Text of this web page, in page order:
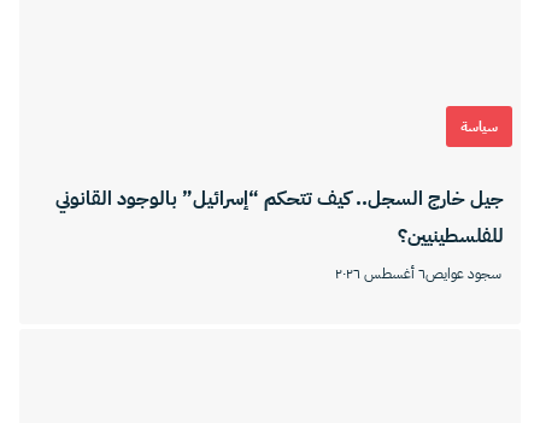
سياسة
جيل خارج السجل.. كيف تتحكم “إسرائيل” بالوجود القانوني
للفلسطينيين؟
سجود عوايص٦ أغسطس ٢٠٢٦